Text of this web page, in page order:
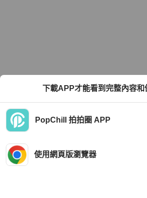
下載APP才能看到完整內容和
PopChill 拍拍圈 APP
使用網頁版瀏覽器